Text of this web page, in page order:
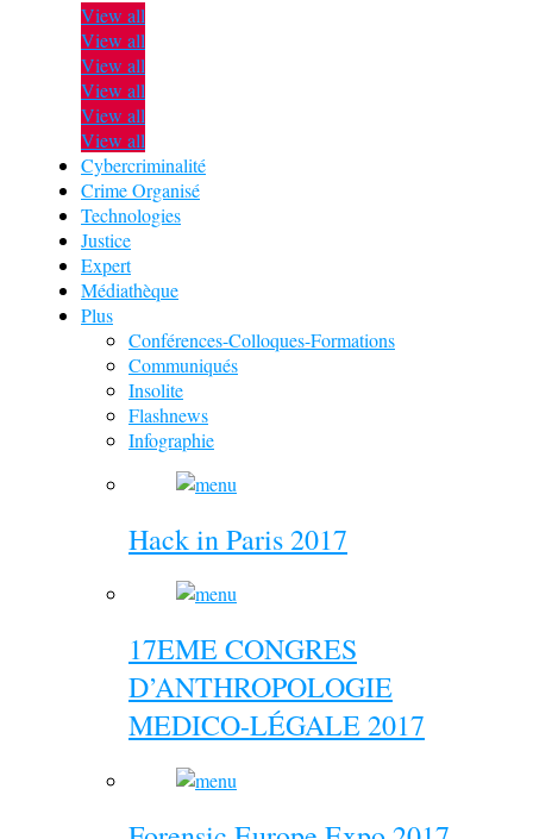
View all
View all
View all
View all
View all
View all
Cybercriminalité
Crime Organisé
Technologies
Justice
Expert
Médiathèque
Plus
Conférences-Colloques-Formations
Communiqués
Insolite
Flashnews
Infographie
Hack in Paris 2017
17EME CONGRES
D’ANTHROPOLOGIE
MEDICO-LÉGALE 2017